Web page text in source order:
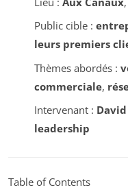
Public cible :
leurs premiers
Thèmes abordés :
commerciale,
Intervenant :
leadership
Table of Contents